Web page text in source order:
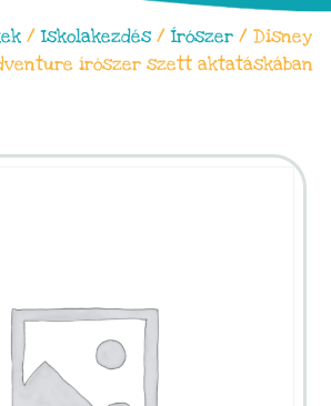
/Iskolakezdés /Írószer / Disney
írószer szett aktatáskában